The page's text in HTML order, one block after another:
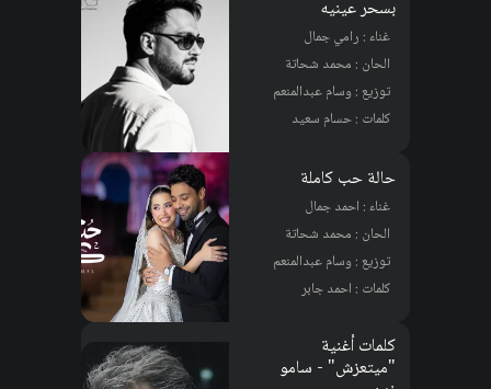
بسحر عينيه
غناء : رامي جمال
الحان : محمد شحاتة
توزيع : وسام عبدالمنعم
كلمات : حسام سعيد
حالة حب كاملة
غناء : احمد جمال
الحان : محمد شحاتة
توزيع : وسام عبدالمنعم
كلمات : احمد جابر
كلمات أغنية
"ميتعزش" - سامو